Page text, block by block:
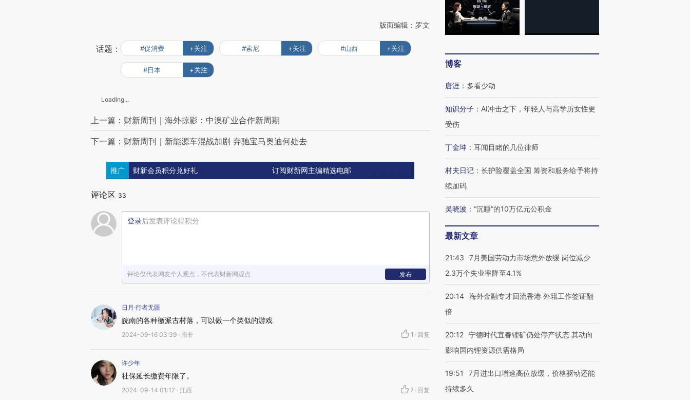
版面编辑：罗文
话题： #促消费 +关注 #索尼 +关注 #山西 +关注
#日本 +关注
Loading...
上一篇：财新周刊｜海外掠影：中澳矿业合作新周期
下一篇：财新周刊｜新能源车混战加剧 奔驰宝马奥迪何处去
推广 财新会员积分兑好礼 订阅财新网主编精选电邮
评论区 33
登录后发表评论得积分
评论仅代表网友个人观点，不代表财新网观点 发布
日月·行者无疆
皖南的各种徽派古村落，可以做一个类似的游戏
2024-09-16 03:39 · 南非 1 · 回复
许少年
社保延长缴费年限了。
2024-09-14 01:17 · 江西 7 · 回复
博客
唐涯 ： 多看少动
知识分子 ： AI冲击之下，年轻人与高学历女性更
受伤
丁金坤 ： 耳闻目睹的几位律师
村夫日记 ： 长护险覆盖全国 筹资和服务给予将持
续加码
吴晓波 ： “沉睡”的10万亿元公积金
最新文章
21:43
7月美国劳动力市场意外放缓 岗位减少
2.3万个失业率降至4.1%
20:14 海外金融专才回流香港 外籍工作签证翻
倍
20:12 宁德时代宜春锂矿仍处停产状态 其动向
影响国内锂资源供需格局
19:51
7月进出口增速高位放缓，价格驱动还能
持续多久